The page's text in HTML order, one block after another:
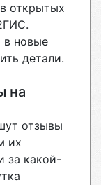
открытых
в новые
детали.
на
отзывы
их
за какой-